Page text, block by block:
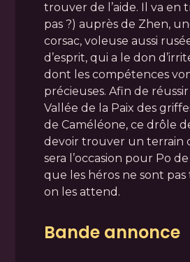
trouver de l’aide. Il va en
pas ?) auprès de Zhen,
corsac, voleuse aussi
d’esprit, qui a le don
dont les compétences
précieuses. Afin de
Vallée de la Paix des
de Caméléone, ce drôle
devoir trouver un terrain
sera l’occasion pour Po
que les héros ne sont
on les attend.
Bande annonce